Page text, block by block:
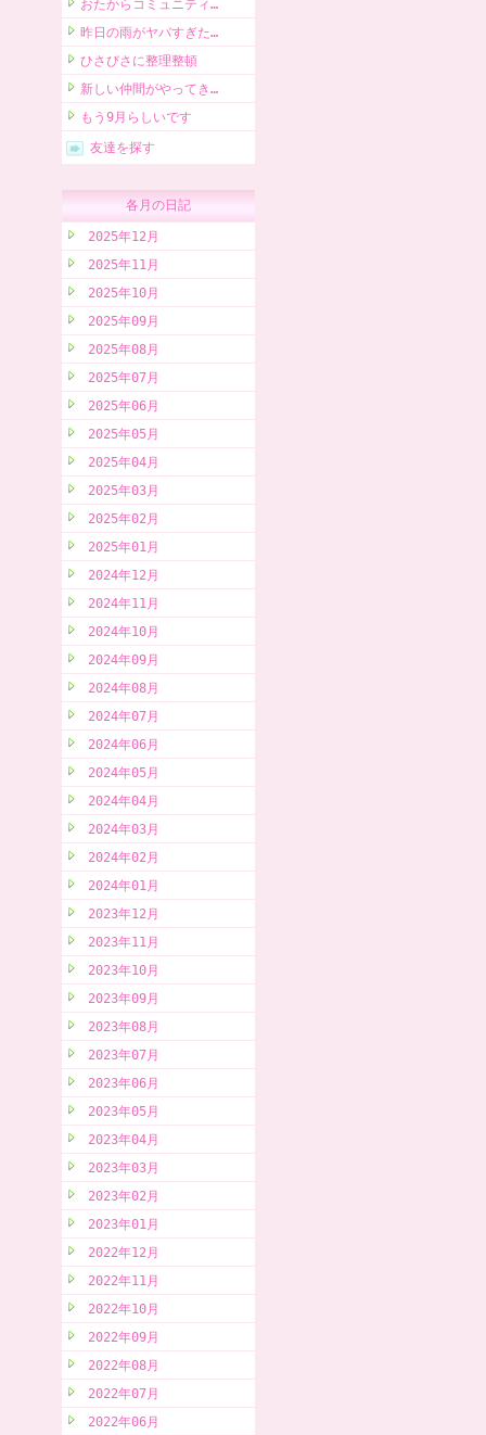
おたからコミュニティ…
昨日の雨がヤバすぎた…
ひさびさに整理整頓
新しい仲間がやってき…
もう9月らしいです
友達を探す
各月の日記
2025年12月
2025年11月
2025年10月
2025年09月
2025年08月
2025年07月
2025年06月
2025年05月
2025年04月
2025年03月
2025年02月
2025年01月
2024年12月
2024年11月
2024年10月
2024年09月
2024年08月
2024年07月
2024年06月
2024年05月
2024年04月
2024年03月
2024年02月
2024年01月
2023年12月
2023年11月
2023年10月
2023年09月
2023年08月
2023年07月
2023年06月
2023年05月
2023年04月
2023年03月
2023年02月
2023年01月
2022年12月
2022年11月
2022年10月
2022年09月
2022年08月
2022年07月
2022年06月